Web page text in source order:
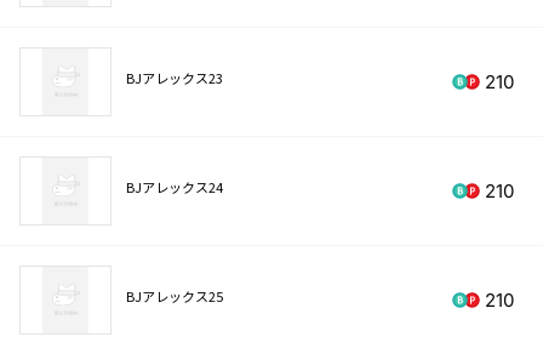
BJアレックス23 210
BJアレックス24 210
BJアレックス25 210